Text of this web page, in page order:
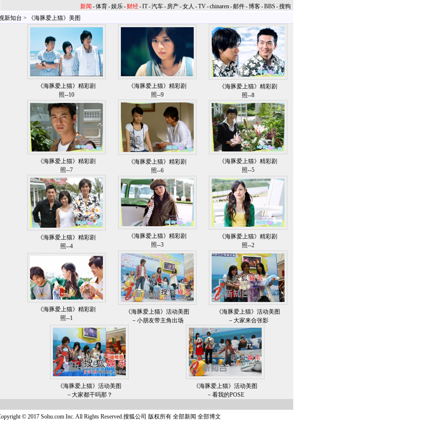
新闻 -体育-娱乐- 财经-IT-汽车- 房产-女人 -TV-chinaren-邮件-博客-BBS -搜狗
新知台 > 《海豚爱上猫》美图
《海豚爱上猫》精彩剧
照--10
《海豚爱上猫》精彩剧
照--9
《海豚爱上猫》精彩剧
照--8
《海豚爱上猫》精彩剧
照--7
《海豚爱上猫》精彩剧
照--6
《海豚爱上猫》精彩剧
照--5
《海豚爱上猫》精彩剧
照--4
《海豚爱上猫》精彩剧
照--3
《海豚爱上猫》精彩剧
照--2
《海豚爱上猫》精彩剧
照--1
《海豚爱上猫》活动美图
－小朋友带主角出场
《海豚爱上猫》活动美图
－大家来合张影
《海豚爱上猫》活动美图
－大家都干吗那？
《海豚爱上猫》活动美图
－看我的POSE
© 2017 Sohu.com Inc. All Rights Reserved.搜狐公司 版权所有 全部新闻 全部博文